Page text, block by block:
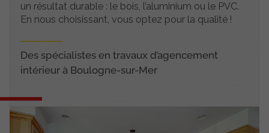
un résultat durable : le bois, l’aluminium ou le PVC.
En nous choisissant, vous optez pour la qualité !
Des spécialistes en travaux d’agencement
intérieur à Boulogne-sur-Mer